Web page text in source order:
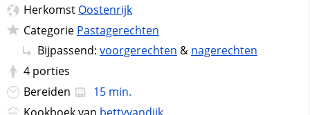
Herkomst Oostenrijk
Categorie Pastagerechten
Bijpassend: voorgerechten & nagerechten
4 porties
Bereiden
15 min.
Kookboek van bettyvandijk